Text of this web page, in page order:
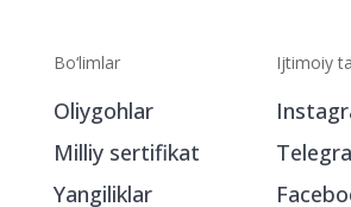
Bo‘limlar
Oliygohlar
Milliy sertifikat
Yangiliklar
Ijtimoiy